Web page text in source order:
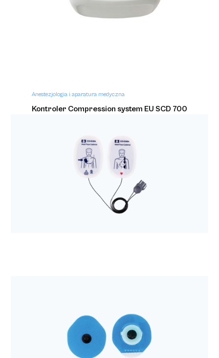
Anestezjologia i aparatura medyczna
Zestaw do drenażu opłucnej Sentinel Seal
Anestezjologia i aparatura medyczna
Kontroler Compression system EU SCD 700
Anestezjologia i aparatura medyczna
Elektroda do defibrylacji Quik-Combo a'2